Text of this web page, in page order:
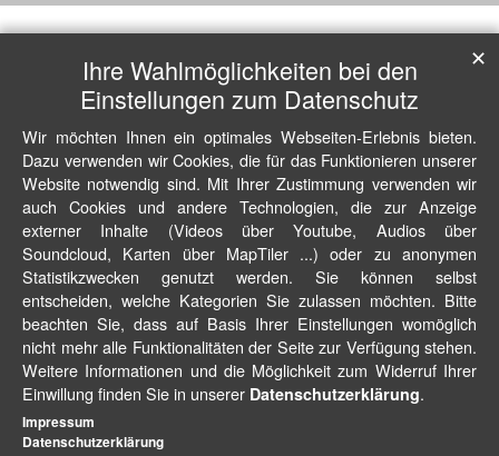
Ihre Wahlmöglichkeiten bei den
Einstellungen zum Datenschutz
Wir möchten Ihnen ein optimales Webseiten-Erlebnis bieten.
Dazu verwenden wir Cookies, die für das Funktionieren unserer
Website notwendig sind. Mit Ihrer Zustimmung verwenden wir
auch Cookies und andere Technologien, die zur Anzeige
externer Inhalte (Videos über Youtube, Audios über
Soundcloud, Karten über MapTiler ...) oder zu anonymen
Statistikzwecken genutzt werden. Sie können selbst
entscheiden, welche Kategorien Sie zulassen möchten. Bitte
beachten Sie, dass auf Basis Ihrer Einstellungen womöglich
nicht mehr alle Funktionalitäten der Seite zur Verfügung stehen.
Weitere Informationen und die Möglichkeit zum Widerruf Ihrer
Einwillung finden Sie in unserer Datenschutzerklärung.
✕
Impressum
Datenschutzerklärung